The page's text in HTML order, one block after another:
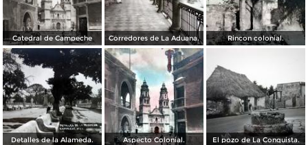
Catedral de Campeche Corredores de La Aduana. Rincon colonial.
Detalles de la Alameda. Aspecto Colonial. El pozo de La Conquista.